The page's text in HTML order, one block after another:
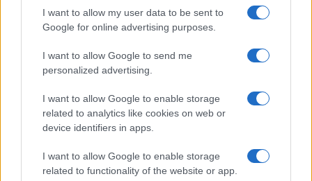
I want to allow my user data to be sent to
Google for online advertising purposes.
I want to allow Google to send me
personalized advertising.
I want to allow Google to enable storage
related to analytics like cookies on web or
device identifiers in apps.
I want to allow Google to enable storage
related to functionality of the website or app.
Caldo record in Europa: rischi per la salute e ambiente
Luca Bellini · 1 Ago 2026